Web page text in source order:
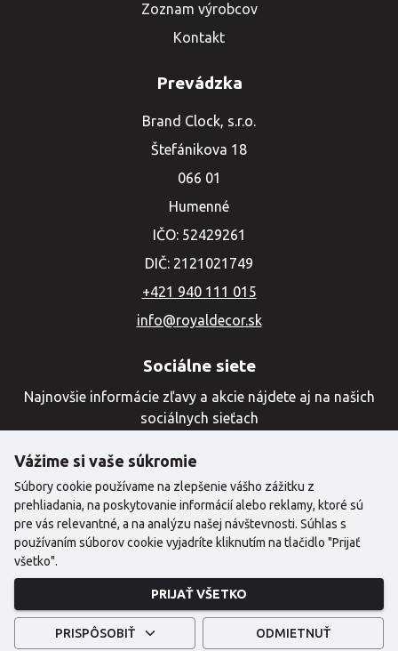
Zoznam výrobcov
Kontakt
Prevádzka
Brand Clock, s.r.o.
Štefánikova 18
066 01
Humenné
IČO: 52429261
DIČ: 2121021749
+421 940 111 015
info@royaldecor.sk
Sociálne siete
Najnovšie informácie zľavy a akcie nájdete aj na našich
sociálnych sieťach
©2024 Copyright | Royal Decor
Created with by
Vážime si vaše súkromie
Súbory cookie používame na zlepšenie vášho zážitku z
prehliadania, na poskytovanie informácií alebo reklamy, ktoré sú
pre vás relevantné, a na analýzu našej návštevnosti. Súhlas s
používaním súborov cookie vyjadríte kliknutím na tlačidlo "Prijať
všetko".
PRIJAŤ VŠETKO
PRISPÔSOBIŤ ODMIETNUŤ